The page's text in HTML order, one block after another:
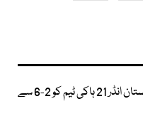
جنوبی کوریا نے پاکستان انڈر 21 ہاکی ٹیم کو 2-6 سے